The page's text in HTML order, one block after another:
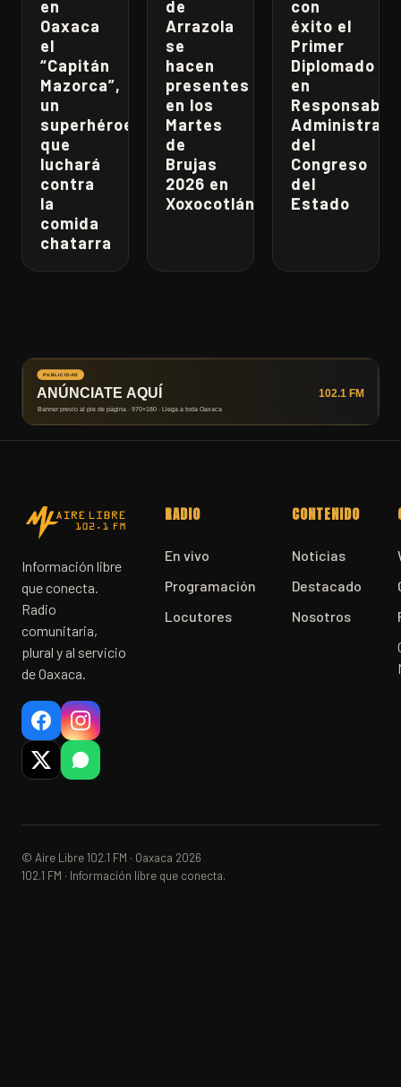
en
Oaxaca
el
“Capitán
Mazorca”,
un
superhéroe
que
luchará
contra
la
comida
chatarra
de
Arrazola
se
hacen
presentes
en los
Martes
de
Brujas
2026 en
Xoxocotlán
con
éxito el
Primer
Diplomado
en
del
Congreso
del
Estado
Información libre
que conecta.
Radio
comunitaria,
plural y al servicio
de Oaxaca.
RADIO
En vivo
Programación
Locutores
CONTENIDO
Noticias
Destacado
Nosotros
© Aire Libre 102.1 FM · Oaxaca 2026
102.1 FM · Información libre que conecta.